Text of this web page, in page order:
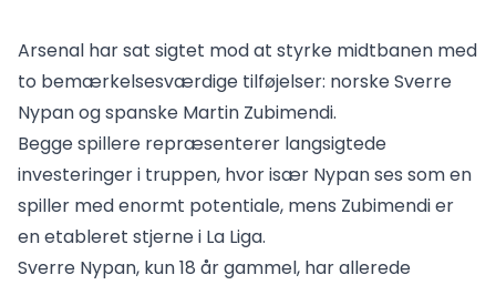
Arsenal har sat sigtet mod at styrke midtbanen med
to bemærkelsesværdige tilføjelser: norske Sverre
Nypan og spanske Martin Zubimendi.
Begge spillere repræsenterer langsigtede
investeringer i truppen, hvor især Nypan ses som en
spiller med enormt potentiale, mens Zubimendi er
en etableret stjerne i La Liga.
Sverre Nypan, kun 18 år gammel, har allerede